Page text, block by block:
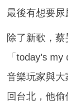
最後有想要尿
除了新歌，
「today’s
音樂玩家與
回台北，他